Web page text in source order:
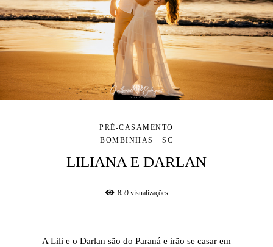
PRÉ-CASAMENTO
BOMBINHAS - SC
LILIANA E DARLAN
859visualizações
A Lili e o Darlan são do Paraná e irão se casar em